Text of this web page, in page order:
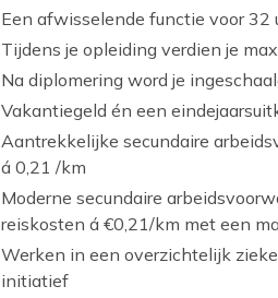
Een afwisselende functie voor 32
Tijdens je opleiding verdien je
Na diplomering word je
Vakantiegeld én een
Aantrekkelijke secundaire
á 0,21 /km
Moderne secundaire
reiskosten á €0,21/km met een
Werken in een overzichtelijk
initiatief